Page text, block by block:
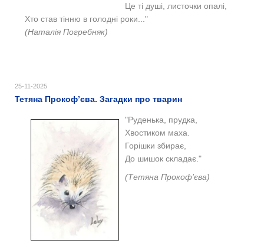
Це ті душі, листочки опалі,
Хто став тінню в голодні роки..."
(Наталія Погребняк)
25-11-2025
Тетяна Прокоф’єва. Загадки про тварин
"Руденька, прудка,
Хвостиком маха.
Горішки збирає,
До шишок складає."
(Тетяна Прокоф’єва)